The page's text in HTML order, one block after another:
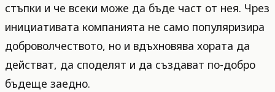
стъпки и че всеки може да бъде част от нея. Чрез
инициативата компанията не само популяризира
доброволчеството, но и вдъхновява хората да
действат, да споделят и да създават по-добро
бъдеще заедно.